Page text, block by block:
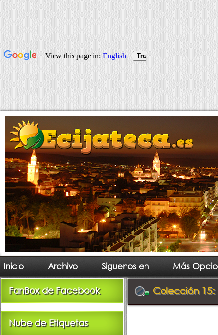
Inicio Archivo Siguenos en Más
FanBox de Facebook
Nube de Etiquetas
Colección 15: